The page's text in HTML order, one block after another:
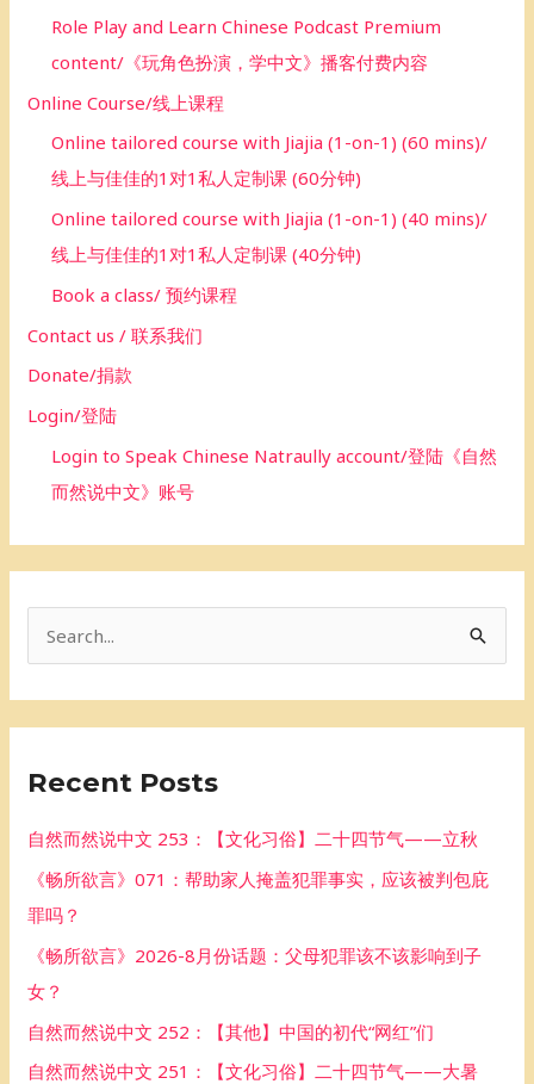
Role Play and Learn Chinese Podcast Premium
content/《玩角色扮演，学中文》播客付费内容
Online Course/线上课程
Online tailored course with Jiajia (1-on-1) (60 mins)/
线上与佳佳的1对1私人定制课 (60分钟)
Online tailored course with Jiajia (1-on-1) (40 mins)/
线上与佳佳的1对1私人定制课 (40分钟)
Book a class/ 预约课程
Contact us / 联系我们
Donate/捐款
Login/登陆
Login to Speak Chinese Natraully account/登陆《自然
而然说中文》账号
c
f
r
Recent Posts
自然而然说中文 253：【文化习俗】二十四节气——立秋
《畅所欲言》071：帮助家人掩盖犯罪事实，应该被判包庇
罪吗？
《畅所欲言》2026-8月份话题：父母犯罪该不该影响到子
女？
自然而然说中文 252：【其他】中国的初代“网红”们
自然而然说中文 251：【文化习俗】二十四节气——大暑